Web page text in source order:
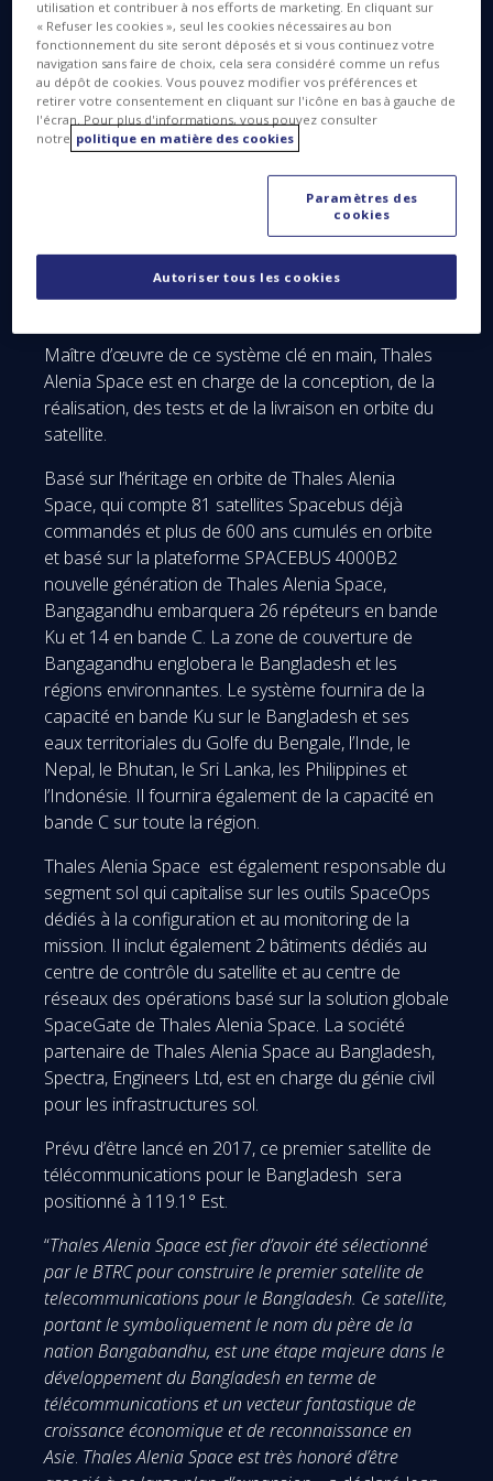
Space annonce avoir signé un contrat avec la
Commission de Réglementation des
Télécommunications duBangladesh( BTRC
(Bangladesh Telecommunication Regulatory
Commission), portant sur la réalisation du satellite
de télécommunications Bangabandhu. Ce satellite,
remporté à l’issue d’une compétition internationale,
est destiné à réduire la fracture numérique en
fournissant des services de télédiffusion et de
communications sur les zones rurales, incluant de
la télévision directe à travers le pays et sur les
Maître d’œuvre de ce système clé en main, Thales
Alenia Space est en charge de la conception, de la
réalisation, des tests et de la livraison en orbite du
satellite.
Basé sur l’héritage en orbite de Thales Alenia
Space, qui compte 81 satellites Spacebus déjà
commandés et plus de 600 ans cumulés en orbite
et basé sur la plateforme SPACEBUS 4000B2
nouvelle génération de Thales Alenia Space,
Bangagandhu embarquera 26 répéteurs en bande
Ku et 14 en bande C. La zone de couverture de
Bangagandhu englobera le Bangladesh et les
régions environnantes. Le système fournira de la
capacité en bande Ku sur le Bangladesh et ses
eaux territoriales du Golfe du Bengale, l’Inde, le
Nepal, le Bhutan, le Sri Lanka, les Philippines et
l’Indonésie. Il fournira également de la capacité en
bande C sur toute la région.
Thales Alenia Space est également responsable du
segment sol qui capitalise sur les outils SpaceOps
dédiés à la configuration et au monitoring de la
mission. Il inclut également 2 bâtiments dédiés au
centre de contrôle du satellite et au centre de
réseaux des opérations basé sur la solution globale
SpaceGate de Thales Alenia Space. La société
partenaire de Thales Alenia Space au Bangladesh,
Spectra, Engineers Ltd, est en charge du génie civil
pour les infrastructures sol.
Prévu d’être lancé en 2017, ce premier satellite de
télécommunications pour le Bangladesh sera
positionné à 119.1° Est.
“Thales Alenia Space est fier d’avoir été sélectionné
par le BTRC pour construire le premier satellite de
telecommunications pour le Bangladesh. Ce satellite,
portant le symboliquement le nom du père de la
nation Bangabandhu, est une étape majeure dans le
développement du Bangladesh en terme de
télécommunications et un vecteur fantastique de
croissance économique et de reconnaissance en
Asie. Thales Alenia Space est très honoré d’être
utilisation et contribuer à nos efforts de marketing. En cliquant sur
« Refuser les cookies », seul les cookies nécessaires au bon
fonctionnement du site seront déposés et si vous continuez votre
navigation sans faire de choix, cela sera considéré comme un refus
au dépôt de cookies. Vous pouvez modifier vos préférences et
retirer votre consentement en cliquant sur l'icône en bas à gauche de
l'écran. Pour plus d'informations, vous pouvez consulter
notre politique en matière des cookies
Paramètres des
cookies
Autoriser tous les cookies